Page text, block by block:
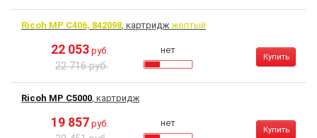
Ricoh MP C406, 842098, картридж желтый
22 053 руб.
22 716 руб.
нет
Купить
Ricoh MP C5000, картридж
19 857 руб. нет
Купить